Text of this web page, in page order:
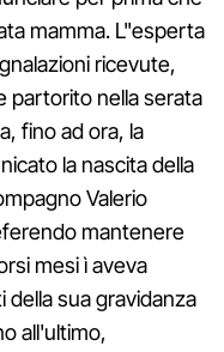
mamma. L"esperta
ricevute,
partorito nella serata
fino ad ora, la
la nascita della
Valerio
mantenere
mesi ì aveva
sua gravidanza
all'ultimo,